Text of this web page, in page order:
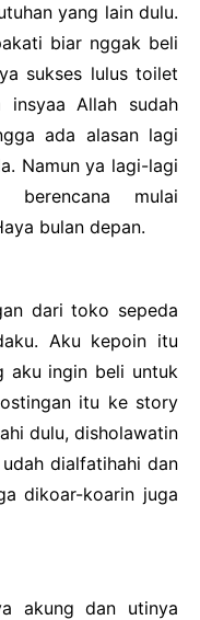
yang lain dulu.
biar nggak beli
sukses lulus toilet
insyaa Allah sudah
ada alasan lagi
Namun ya lagi-lagi
mulai
bulan depan.
dari toko sepeda
Aku kepoin itu
aku ingin beli untuk
itu ke story
dulu, disholawatin
dialfatihahi dan
dikoar-koarin juga
akung dan utinya